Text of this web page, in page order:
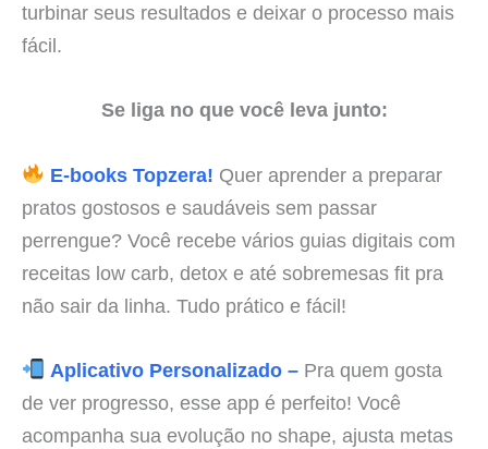
turbinar seus resultados e deixar o processo mais
fácil.
Se liga no que você leva junto:
E-books Topzera! Quer aprender a preparar
pratos gostosos e saudáveis sem passar
perrengue? Você recebe vários guias digitais com
receitas low carb, detox e até sobremesas fit pra
não sair da linha. Tudo prático e fácil!
Aplicativo Personalizado –Pra quem gosta
de ver progresso, esse app é perfeito! Você
acompanha sua evolução no shape, ajusta metas